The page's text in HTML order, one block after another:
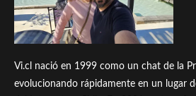
Vi.cl nació en 1999 como un chat de la
evolucionando rápidamente en un lugar